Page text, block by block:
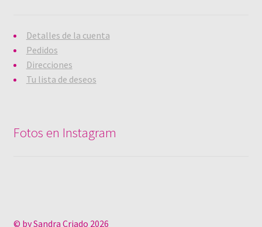
Detalles de la cuenta
Pedidos
Direcciones
Tu lista de deseos
Fotos en Instagram
© by Sandra Criado 2026